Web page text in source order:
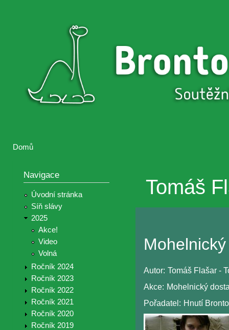
Brontosaurus
Brontosaurus
Domů
Navigace
Úvodní stránka
Síň slávy
2025
Akce!
Video
Volná
Ročník 2024
Ročník 2023
Ročník 2022
Ročník 2021
Ročník 2020
Ročník 2019
Tomáš
Autor: Tomáš Flašar -
Akce: Mohelnický
Pořadatel: Hnutí